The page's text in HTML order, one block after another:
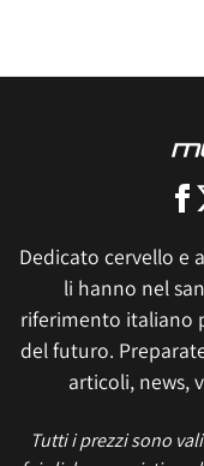
Dedicato cervello e
li hanno nel
riferimento italiano
del futuro.
articoli, news,
Tutti i prezzi sono